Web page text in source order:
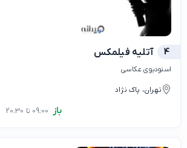
4 آتلیه فیلمکس
استودیوی عکاسی
تهران، پاک نژاد
باز